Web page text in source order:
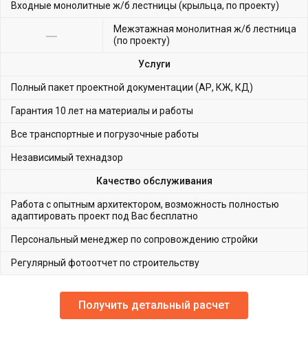
Входные монолитные ж/б лестницы (крыльца, по проекту)
Межэтажная монолитная ж/б лестница
(по проекту)
Услуги
Полный пакет проектной документации (АР, КЖ, КД)
Гарантия 10 лет на материалы и работы
Все транспортные и погрузочные работы
Независимый технадзор
Качество обслуживания
Работа с опытным архитектором, возможность полностью
адаптировать проект под Вас бесплатно
Персональный менеджер по сопровождению стройки
Регулярный фотоотчет по строительству
Получить детальный расчет